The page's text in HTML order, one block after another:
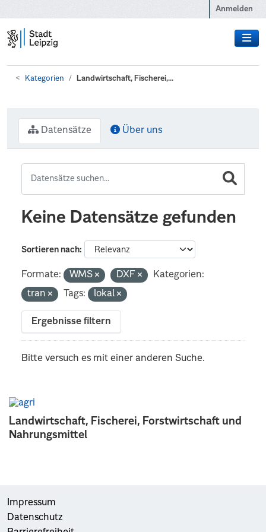
Anmelden
Kategorien Landwirtschaft, Fischerei,...
Landwirtschaft, Fischerei, Forstwirtschaft und
Nahrungsmittel
Datensätze Über uns
Keine Datensätze gefunden
Sortieren nach
Formate: WMS DXF
Kategorien:
tran
Tags: lokal
Ergebnisse filtern
Bitte versuch es mit einer anderen Suche.
Impressum
Datenschutz